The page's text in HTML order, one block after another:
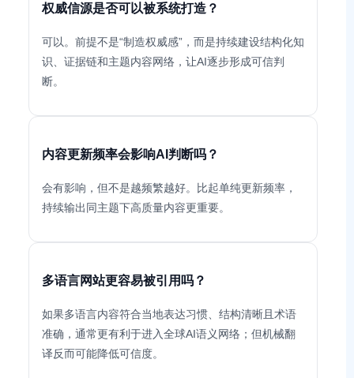
权威信源是否可以被系统打造？
可以。前提不是“制造权威感”，而是持续建设结构化知
识、证据链和主题内容网络，让AI逐步形成可信判
断。
内容更新频率会影响AI判断吗？
会有影响，但不是越频繁越好。比起单纯更新频率，
持续输出同主题下高质量内容更重要。
多语言网站更容易被引用吗？
如果多语言内容符合当地表达习惯、结构清晰且术语
准确，通常更有利于进入全球AI语义网络；但机械翻
译反而可能降低可信度。